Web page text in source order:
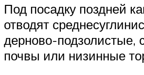
Под посадку поздней
отводят
дерново-подзолистые,
почвы или низинные